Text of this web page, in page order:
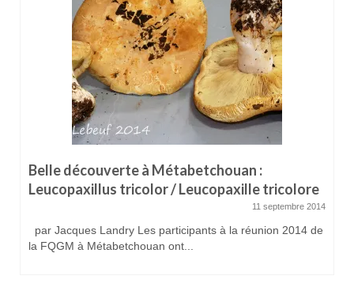
Belle découverte à Métabetchouan :
Leucopaxillus tricolor / Leucopaxille tricolore
11 septembre 2014
par Jacques Landry Les participants à la réunion 2014 de
la FQGM à Métabetchouan ont...